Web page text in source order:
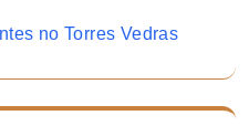
no Torres Vedras